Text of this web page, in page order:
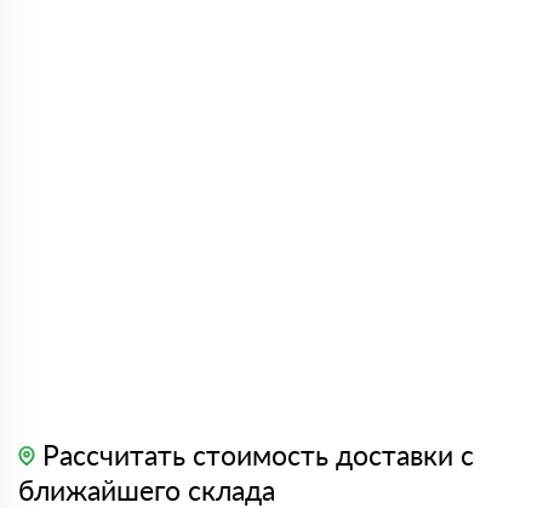
Рассчитать стоимость доставки с
ближайшего склада